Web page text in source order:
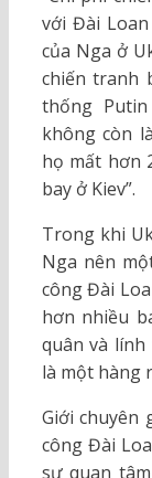
với Đài
của Nga ở
chiến tranh
thống
không còn
họ mất hơn
bay ở Kiev”.
Trong khi
Nga nên
công Đài
hơn nhiều
quân và
là một hàng
Giới chuyên
công Đài
sự quan